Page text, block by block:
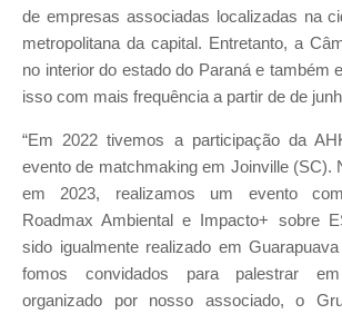
de empresas associadas localizadas na
metropolitana da capital. Entretanto, a
no interior do estado do Paraná e também
isso com mais frequência a partir de de
“Em 2022 tivemos a participação da
evento de matchmaking em Joinville (SC).
em 2023, realizamos um evento
Roadmax Ambiental e Impacto+ sobre
sido igualmente realizado em
fomos convidados para palestrar
organizado por nosso associado, o